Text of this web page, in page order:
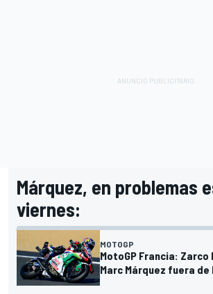
Márquez, en problemas
viernes:
MOTOGP
MotoGP Francia:
Marc Márquez fuera de